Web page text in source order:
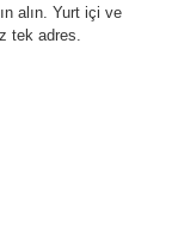
alın. Yurt içi ve
tek adres.